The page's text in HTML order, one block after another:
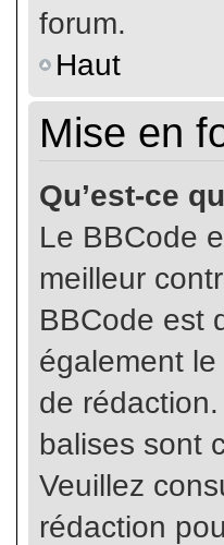
forum.
Haut
Mise en
Qu’est-ce
Le BBCode
meilleur
BBCode est
également
de
balises sont
Veuillez
rédaction